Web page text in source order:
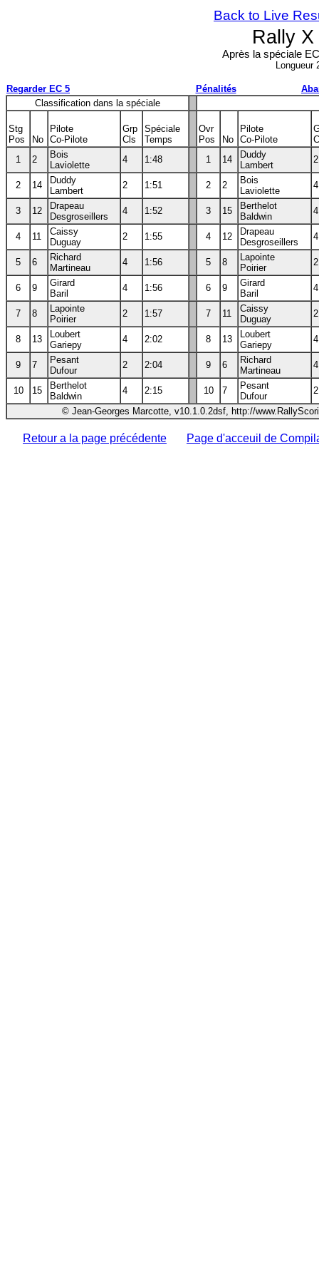
Back to Live
Rally
Après la spéciale
Longueur
Regarder EC 5 Pénalités
Classification dans la spéciale
Stg
Pos
No
Pilote
Co-Pilote
Grp
Cls
Spéciale
Temps
Ovr
Pos
No
Pilote
Co-Pilote
1
2
Bois
Laviolette
4 1:48 1 14
Duddy
Lambert
2
2 14
Duddy
Lambert
2 1:51 2 2
Bois
Laviolette
4
3 12
Drapeau
Desgroseillers
4 1:52 3 15
Berthelot
Baldwin
4
4 11
Caissy
Duguay
2 1:55 4 12
Drapeau
Desgroseillers
4
5 6
Richard
Martineau
4 1:56 5 8
Lapointe
Poirier
2
6 9
Girard
Baril
4 1:56 6 9
Girard
Baril
4
7 8
Lapointe
Poirier
2 1:57 7 11
Caissy
Duguay
2
8 13
Loubert
Gariepy
4 2:02 8 13
Loubert
Gariepy
4
9 7
Pesant
Dufour
2 2:04 9 6
Richard
Martineau
4
10 15
Berthelot
Baldwin
4 2:15 10 7
Pesant
Dufour
2
© Jean-Georges Marcotte, v10.1.0.2dsf, http://
Retour a la page précédente Page d'acceuil de